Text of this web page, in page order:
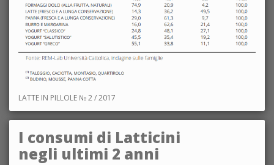
LATTE IN PILLOLE № 2 / 2017
I consumi di Latticini
negli ultimi 2 anni